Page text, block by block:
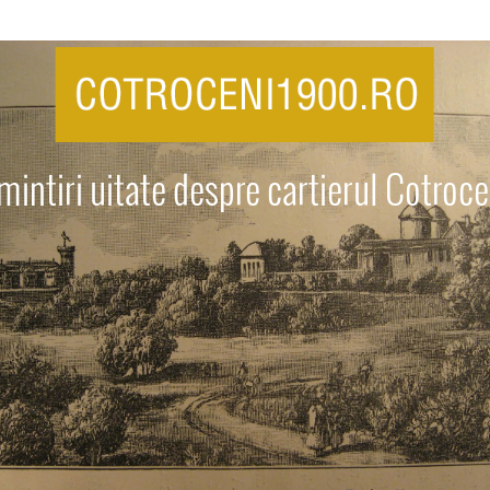
uitate despre cartierul